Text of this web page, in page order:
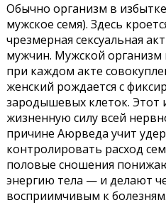
Обычно организм в
мужское семя). Здесь
чрезмерная сексуальная
мужчин. Мужской организм
при каждом акте
женский рождается с
зародышевых клеток. Этот
жизненную силу всей
причине Аюрведа учит
контролировать расход
половые сношения
энергию тела — и делают
восприимчивым к болезням.